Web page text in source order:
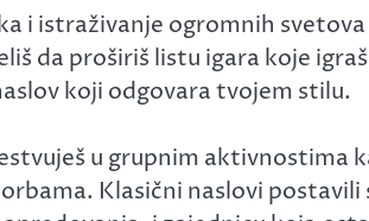
i istraživanje ogromnih
da proširiš listu igara koje
koji odgovara tvojem stilu.
u grupnim aktivnostima
Klasični naslovi postavili